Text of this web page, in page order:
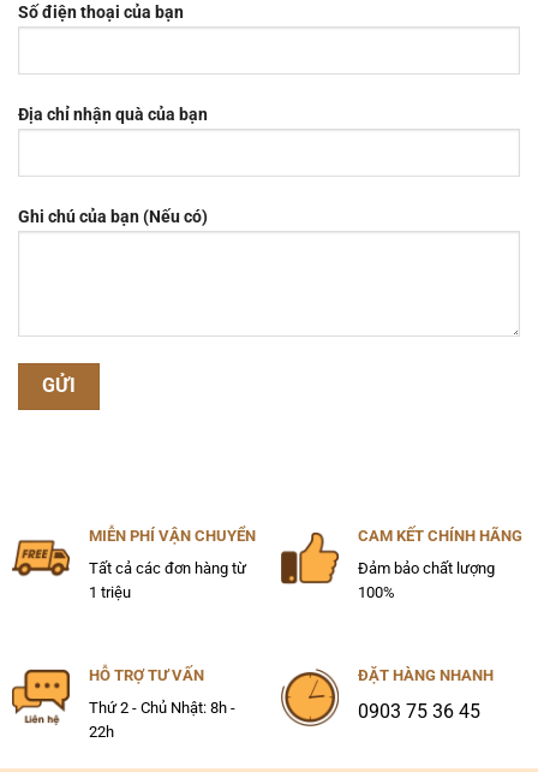
Số điện thoại của bạn
Địa chỉ nhận quà của bạn
Ghi chú của bạn (Nếu có)
MIỄN PHÍ VẬN CHUYỂN
Tất cả các đơn hàng từ
1 triệu
CAM KẾT CHÍNH HÃNG
Đảm bảo chất lượng
100%
HỖ TRỢ TƯ VẤN
Thứ 2 - Chủ Nhật: 8h -
22h
ĐẶT HÀNG NHANH
0903 75 36 45